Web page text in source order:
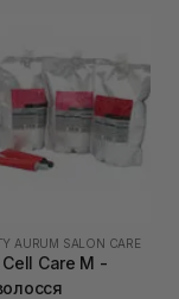
AURUM SALON CARE
Cell Care М -